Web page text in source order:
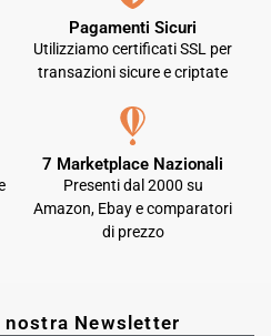
Pagamenti Sicuri
Utilizziamo certificati SSL per
transazioni sicure e criptate
7 Marketplace Nazionali
Presenti dal 2000 su
Amazon, Ebay e comparatori
di prezzo
Newsletter